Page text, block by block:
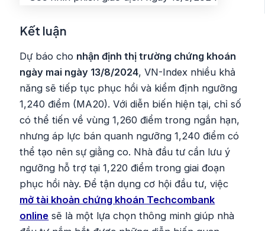
Kết luận
Dự báo cho nhận định thị trường chứng khoán
ngày mai ngày 13/8/2024, VN-Index nhiều khả
năng sẽ tiếp tục phục hồi và kiểm định ngưỡng
1,240 điểm (MA20). Với diễn biến hiện tại, chỉ số
có thể tiến về vùng 1,260 điểm trong ngắn hạn,
nhưng áp lực bán quanh ngưỡng 1,240 điểm có
thể tạo nên sự giằng co. Nhà đầu tư cần lưu ý
ngưỡng hỗ trợ tại 1,220 điểm trong giai đoạn
phục hồi này. Để tận dụng cơ hội đầu tư, việc
mở tài khoản chứng khoán Techcombank
online sẽ là một lựa chọn thông minh giúp nhà